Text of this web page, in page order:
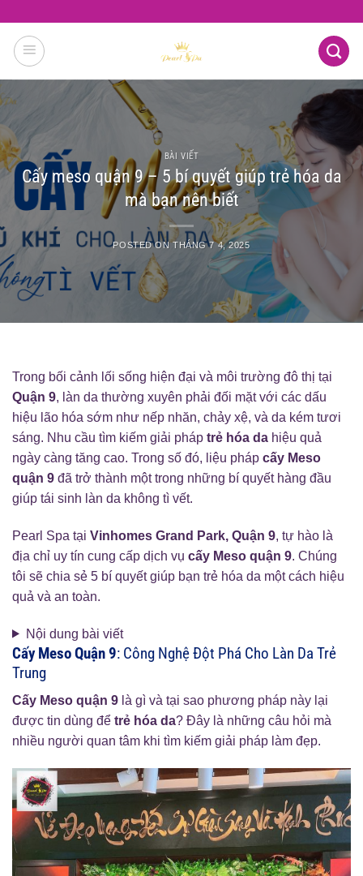
content
BÀI VIẾT
Cấy meso quận 9 – 5 bí quyết giúp trẻ hóa da
mà bạn nên biết
POSTED ONTHÁNG 7 4, 2025
Trong bối cảnh lối sống hiện đại và môi trường đô thị tại
Quận 9, làn da thường xuyên phải đối mặt với các dấu
hiệu lão hóa sớm như nếp nhăn, chảy xệ, và da kém tươi
sáng. Nhu cầu tìm kiếm giải pháp trẻ hóa da hiệu quả
ngày càng tăng cao. Trong số đó, liệu pháp cấy Meso
quận 9 đã trở thành một trong những bí quyết hàng đầu
giúp tái sinh làn da không tì vết.
Pearl Spa tại Vinhomes Grand Park, Quận 9, tự hào là
địa chỉ uy tín cung cấp dịch vụ cấy Meso quận 9. Chúng
tôi sẽ chia sẻ 5 bí quyết giúp bạn trẻ hóa da một cách hiệu
quả và an toàn.
Nội dung bài viết
Cấy Meso Quận 9: Công Nghệ Đột Phá Cho Làn Da Trẻ
Trung
Cấy Meso quận 9 là gì và tại sao phương pháp này lại
được tin dùng để trẻ hóa da? Đây là những câu hỏi mà
nhiều người quan tâm khi tìm kiếm giải pháp làm đẹp.